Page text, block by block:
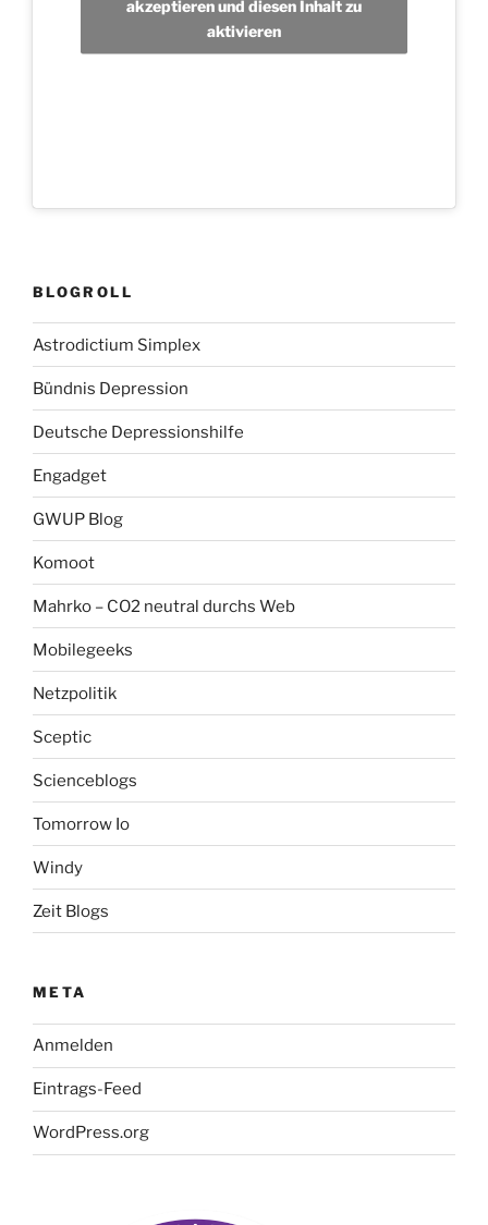
akzeptieren und diesen Inhalt zu
aktivieren
BLOGROLL
Astrodictium Simplex
Bündnis Depression
Deutsche Depressionshilfe
Engadget
GWUP Blog
Komoot
Mahrko – CO2 neutral durchs Web
Mobilegeeks
Netzpolitik
Sceptic
Scienceblogs
Tomorrow Io
Windy
Zeit Blogs
META
Anmelden
Eintrags-Feed
WordPress.org